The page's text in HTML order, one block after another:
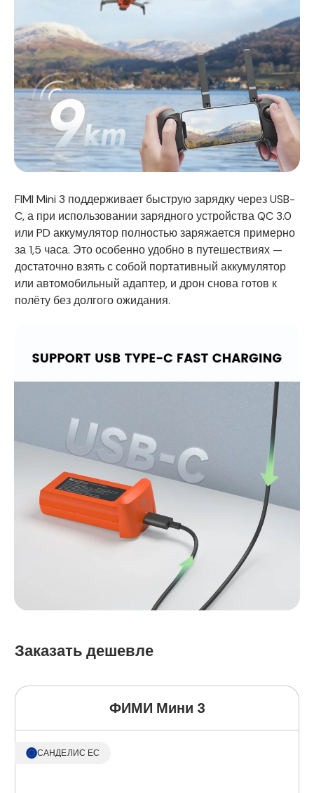
FIMI Mini 3 поддерживает быструю зарядку через USB-
C, а при использовании зарядного устройства QC 3.0
или PD аккумулятор полностью заряжается примерно
за 1,5 часа. Это особенно удобно в путешествиях —
достаточно взять с собой портативный аккумулятор
или автомобильный адаптер, и дрон снова готов к
полёту без долгого ожидания.
Заказать дешевле
ФИМИ Мини 3
САНДЕЛИС ЕС